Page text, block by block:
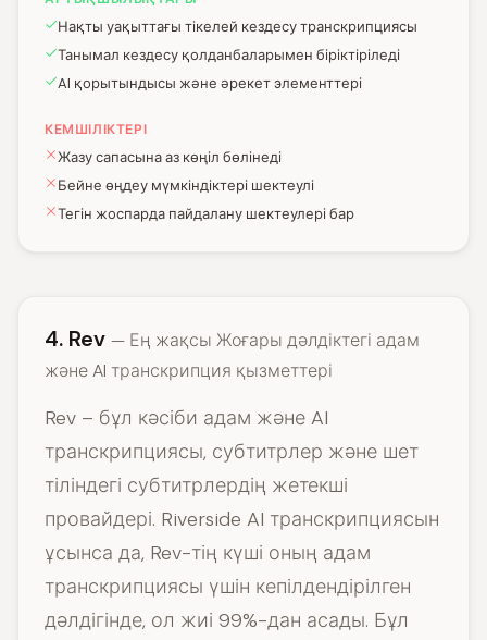
Нақты уақыттағы тікелей кездесу транскрипциясы
Танымал кездесу қолданбаларымен біріктіріледі
AI қорытындысы және әрекет элементтері
КЕМШІЛІКТЕРІ
Жазу сапасына аз көңіл бөлінеді
Бейне өңдеу мүмкіндіктері шектеулі
Тегін жоспарда пайдалану шектеулері бар
4. Rev — Ең жақсы Жоғары дәлдіктегі адам
және AI транскрипция қызметтері
Rev – бұл кәсіби адам және AI
транскрипциясы, субтитрлер және шет
тіліндегі субтитрлердің жетекші
провайдері. Riverside AI транскрипциясын
ұсынса да, Rev-тің күші оның адам
транскрипциясы үшін кепілдендірілген
дәлдігінде, ол жиі 99%-дан асады. Бұл